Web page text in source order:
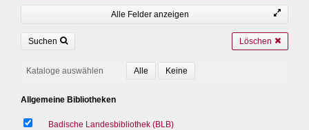
Alle Felder anzeigen
Suchen Löschen
Kataloge auswählen
Allgemeine Bibliotheken
Badische Landesbibliothek (BLB)